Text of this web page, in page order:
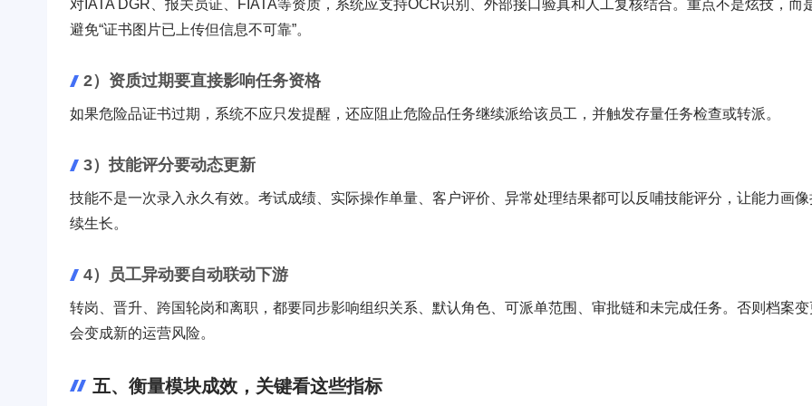
对IATA DGR、报关员证、FIATA等资质，系统应支持OCR识别、外部接口验真和人工复核结合。重点不是炫技，而
避免“证书图片已上传但信息不可靠”。
2）资质过期要直接影响任务资格
如果危险品证书过期，系统不应只发提醒，还应阻止危险品任务继续派给该员工，并触发存量任务检查或转派。
3）技能评分要动态更新
技能不是一次录入永久有效。考试成绩、实际操作单量、客户评价、异常处理结果都可以反哺技能评分，让能力画像
续生长。
4）员工异动要自动联动下游
转岗、晋升、跨国轮岗和离职，都要同步影响组织关系、默认角色、可派单范围、审批链和未完成任务。否则档案变
会变成新的运营风险。
五、衡量模块成效，关键看这些指标